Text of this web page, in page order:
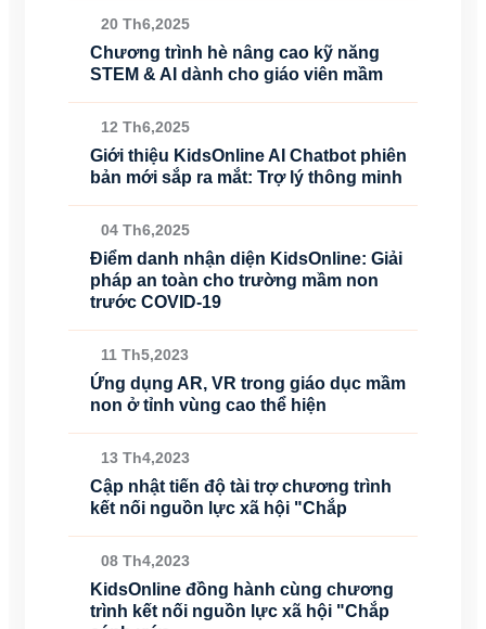
20 Th6,2025
Chương trình hè nâng cao kỹ năng
STEM & AI dành cho giáo viên mầm
12 Th6,2025
Giới thiệu KidsOnline AI Chatbot phiên
bản mới sắp ra mắt: Trợ lý thông minh
04 Th6,2025
Điểm danh nhận diện KidsOnline: Giải
pháp an toàn cho trường mầm non
trước COVID-19
11 Th5,2023
Ứng dụng AR, VR trong giáo dục mầm
non ở tỉnh vùng cao thể hiện
13 Th4,2023
Cập nhật tiến độ tài trợ chương trình
kết nối nguồn lực xã hội "Chắp
08 Th4,2023
KidsOnline đồng hành cùng chương
trình kết nối nguồn lực xã hội "Chắp